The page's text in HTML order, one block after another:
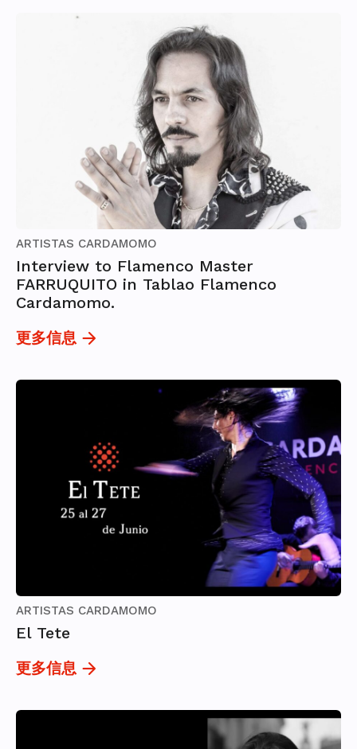
ARTISTAS CARDAMOMO
Interview to Flamenco Master
FARRUQUITO in Tablao Flamenco
Cardamomo.
更多信息
ARTISTAS CARDAMOMO
El Tete
更多信息